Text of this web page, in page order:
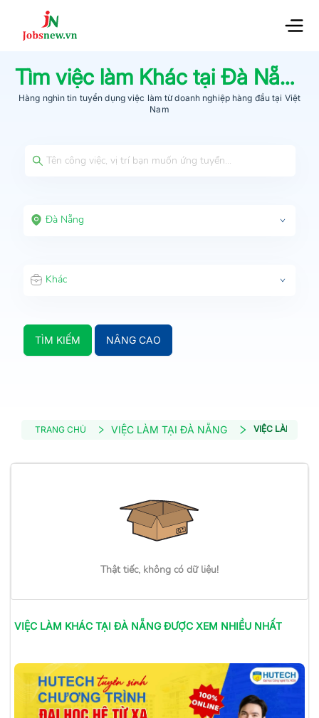
Tìm việc làm Khác tạiĐà Nẵng
Hàng nghìn tin tuyển dụng việc làm từdoanh nghiệp hàng đầu tại Việt
Nam
Đà Nẵng
Khác
TÌM KIẾM NÂNG CAO
TRANG CHỦ VIỆC LÀM TẠI ĐÀ NẴNG VIỆC LÀM KHÁC
Thật tiếc, không có dữ liệu!
VIỆC LÀM KHÁC TẠI ĐÀ NẴNGĐƯỢC XEM NHIỀU NHẤT